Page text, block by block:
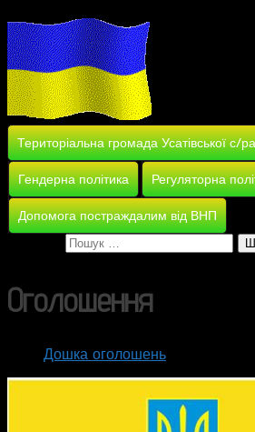
Територіальна громада Усатівської с/
Гендерна політика Регуляторна
Допомога постраждалим від ВНП
Пошук:
Оголошення
Дошка оголошень